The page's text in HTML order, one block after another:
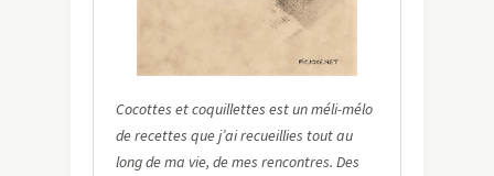
Cocottes et coquillettes est un méli-mélo
de recettes que j’ai recueillies tout au
long de ma vie, de mes rencontres. Des